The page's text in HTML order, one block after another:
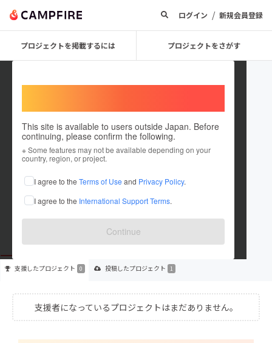
ログイン / 新規会員登録
プロジェクトを掲載するには プロジェクトをさがす
This site is available to users outside Japan. Before
continuing, please confirm the following.
※ Some features may not be available depending on your
country, region, or project.
I agree to the Terms of Use and Privacy Policy.
I agree to the International Support Terms.
Continue
Pianooo
これまでに1件のプロジェクトを投稿しています
在住国：未設定
出身国：未設定
支援したプロジェクト 0 投稿したプロジェクト 1
支援者になっているプロジェクトはまだありません。